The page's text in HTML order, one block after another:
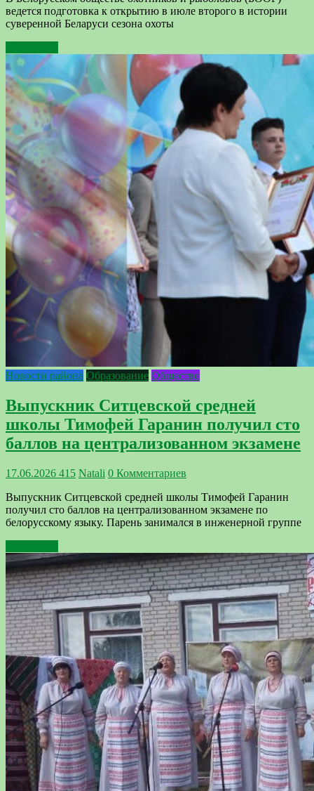
ведется подготовка к открытию в июле второго в истории
суверенной Беларуси сезона охоты
Новости района Образование Общество
Выпускник Ситцевской средней
школы Тимофей Гаранин получил сто
баллов на централизованном экзамене
17.06.2026 415 Natali 0 Комментариев
Выпускник Ситцевской средней школы Тимофей Гаранин
получил сто баллов на централизованном экзамене по
белорусскому языку. Парень занимался в инженерной группе